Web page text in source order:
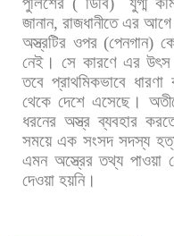
জানান,রাজধানীতে এর আগে
অস্ত্রটির ওপর(পেনগান)
নেই। সে কারণে এর উৎস
তবে প্রাথমিকভাবে ধারণা
থেকে দেশে এসেছে।
ধরনের অস্ত্র ব্যবহার
সময়ে এক সংসদ সদস্য
এমন অস্ত্রের তথ্য পাওয়া
দেওয়া হয়নি।